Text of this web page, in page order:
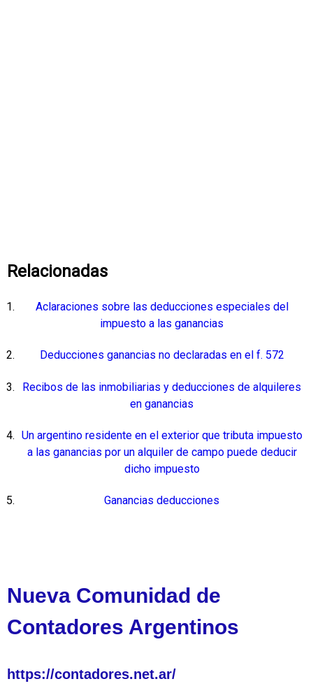
Relacionadas
Aclaraciones sobre las deducciones especiales del
impuesto a las ganancias
Deducciones ganancias no declaradas en el f. 572
Recibos de las inmobiliarias y deducciones de alquileres
en ganancias
Un argentino residente en el exterior que tributa impuesto
a las ganancias por un alquiler de campo puede deducir
dicho impuesto
Ganancias deducciones
Nueva Comunidad de
Contadores Argentinos
https://contadores.net.ar/